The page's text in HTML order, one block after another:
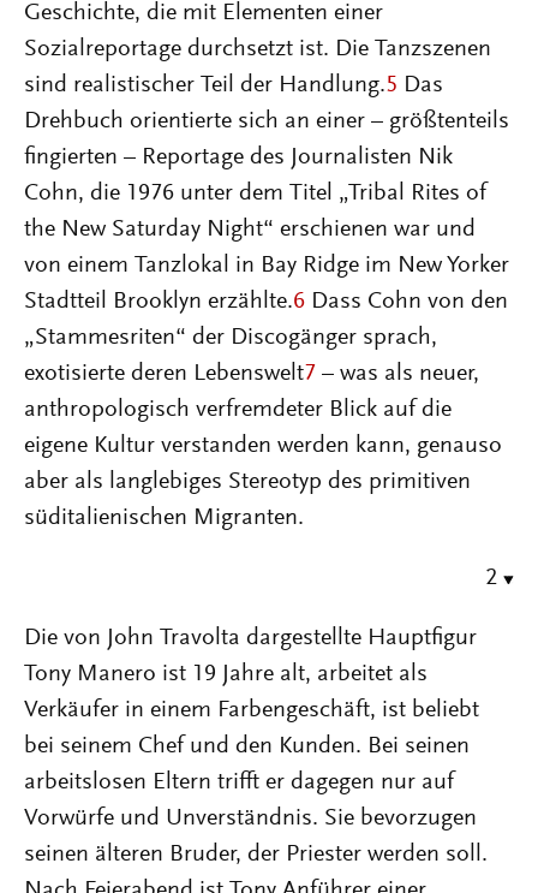
Geschichte, die mit Elementen einer
Sozialreportage durchsetzt ist. Die Tanzszenen
sind realistischer Teil der Handlung.5 Das
Drehbuch orientierte sich an einer – größtenteils
fingierten – Reportage des Journalisten Nik
Cohn, die 1976 unter dem Titel „Tribal Rites of
the New Saturday Night“ erschienen war und
von einem Tanzlokal in Bay Ridge im New Yorker
Stadtteil Brooklyn erzählte.6 Dass Cohn von den
„Stammesriten“ der Discogänger sprach,
exotisierte deren Lebenswelt7 – was als neuer,
anthropologisch verfremdeter Blick auf die
eigene Kultur verstanden werden kann, genauso
aber als langlebiges Stereotyp des primitiven
süditalienischen Migranten.
2
Die von John Travolta dargestellte Hauptfigur
Tony Manero ist 19 Jahre alt, arbeitet als
Verkäufer in einem Farbengeschäft, ist beliebt
bei seinem Chef und den Kunden. Bei seinen
arbeitslosen Eltern trifft er dagegen nur auf
Vorwürfe und Unverständnis. Sie bevorzugen
seinen älteren Bruder, der Priester werden soll.